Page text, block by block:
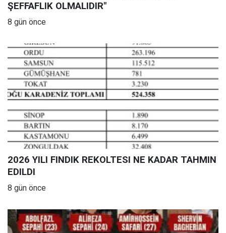
ŞEFFAFLIK OLMALIDIR"
8 gün önce
2026 YILI FINDIK REKOLTESI NE KADAR TAHMIN
EDILDI
8 gün önce